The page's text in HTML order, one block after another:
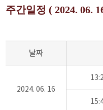
주간일정 ( 2024. 06.
날짜
2024. 06. 16